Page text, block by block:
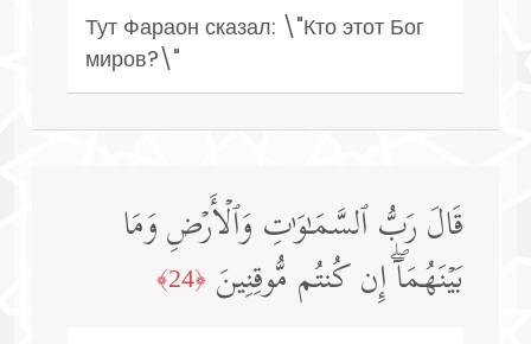
Тут Фараон сказал: \"Кто этот Бог
миров?\"
قَالَ رَبُّ ٱلسَّمَـٰوَ ٰ⁠تِ وَٱلۡأَرۡضِ وَمَا
بَیۡنَهُمَاۤۖ إِن كُنتُم مُّوقِنِینَ ﴿24﴾